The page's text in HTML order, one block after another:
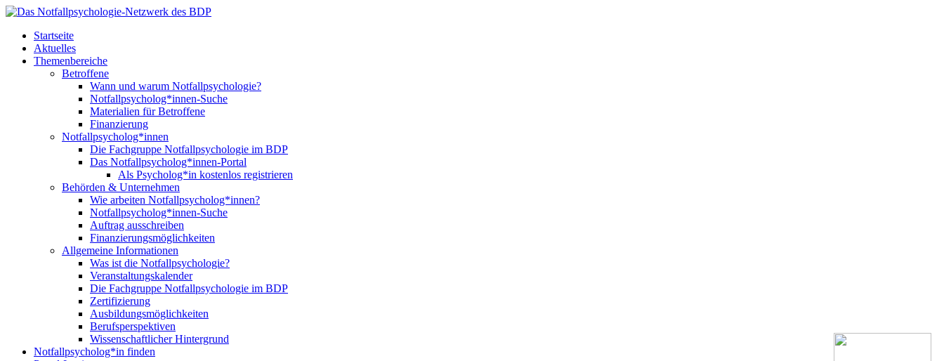
Startseite
Aktuelles
Themenbereiche
Betroffene
Wann und warum Notfallpsychologie?
Notfallpsycholog*innen-Suche
Materialien für Betroffene
Finanzierung
Notfallpsycholog*innen
Die Fachgruppe Notfallpsychologie im BDP
Das Notfallpsycholog*innen-Portal
Als Psycholog*in kostenlos registrieren
Behörden & Unternehmen
Wie arbeiten Notfallpsycholog*innen?
Notfallpsycholog*innen-Suche
Auftrag ausschreiben
Finanzierungsmöglichkeiten
Allgemeine Informationen
Was ist die Notfallpsychologie?
Veranstaltungskalender
Die Fachgruppe Notfallpsychologie im BDP
Zertifizierung
Ausbildungsmöglichkeiten
Berufsperspektiven
Wissenschaftlicher Hintergrund
Notfallpsycholog*in finden